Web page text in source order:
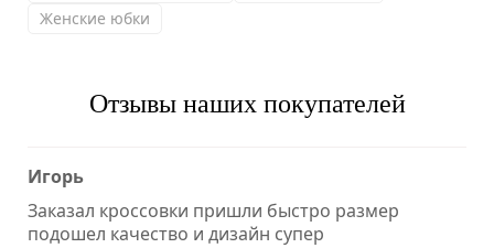
Женские юбки
Отзывы наших покупателей
Игорь
Заказал кроссовки пришли быстро размер
подошел качество и дизайн супер